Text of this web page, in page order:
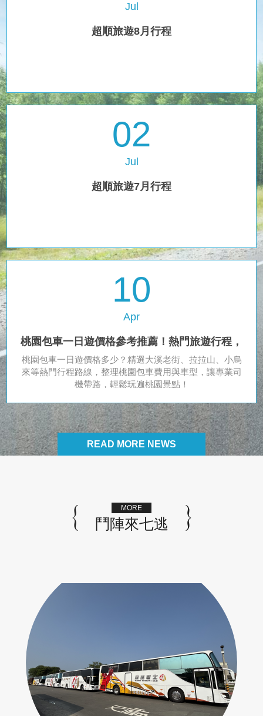
Jul
超順旅遊8月行程
02
Jul
超順旅遊7月行程
10
Apr
桃園包車一日遊價格參考推薦！熱門旅遊行程，
司機帶你玩透透
桃園包車一日遊價格多少？精選大溪老街、拉拉山、小烏
來等熱門行程路線，整理桃園包車費用與車型，讓專業司
機帶路，輕鬆玩遍桃園景點！
READ MORE NEWS
MORE
鬥陣來七逃